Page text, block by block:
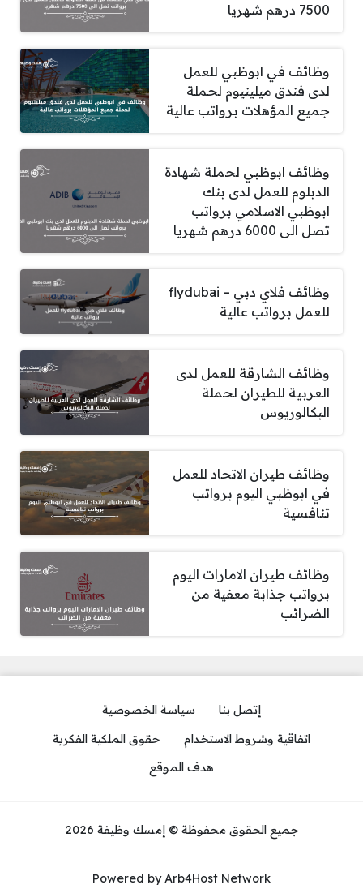
7500 درهم شهريا
وظائف في ابوظبي للعمل
لدى فندق ميلينيوم لحملة
جميع المؤهلات برواتب عالية
وظائف ابوظبي لحملة شهادة
الدبلوم للعمل لدى بنك
ابوظبي الاسلامي برواتب
تصل الى 6000 درهم شهريا
وظائف فلاي دبي – flydubai
للعمل برواتب عالية
وظائف الشارقة للعمل لدى
العربية للطيران لحملة
البكالوريوس
وظائف طيران الاتحاد للعمل
في ابوظبي اليوم برواتب
تنافسية
وظائف طيران الامارات اليوم
برواتب جذابة معفية من
الضرائب
إتصل بنا
سياسة الخصوصية
اتفاقية وشروط الاستخدام
حقوق الملكية الفكرية
هدف الموقع
جميع الحقوق محفوظة © إمسك وظيفة 2026
Powered by Arb4Host Network